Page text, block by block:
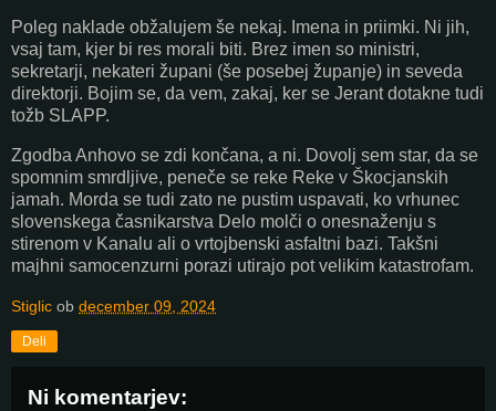
Poleg naklade obžalujem še nekaj. Imena in priimki. Ni jih,
vsaj tam, kjer bi res morali biti. Brez imen so ministri,
sekretarji, nekateri župani (še posebej županje) in seveda
direktorji. Bojim se, da vem, zakaj, ker se Jerant dotakne tudi
tožb SLAPP.
Zgodba Anhovo se zdi končana, a ni. Dovolj sem star, da se
spomnim smrdljive, peneče se reke Reke v Škocjanskih
jamah. Morda se tudi zato ne pustim uspavati, ko vrhunec
slovenskega časnikarstva Delo molči o onesnaženju s
stirenom v Kanalu ali o vrtojbenski asfaltni bazi. Takšni
majhni samocenzurni porazi utirajo pot velikim katastrofam.
Stiglic ob december 09, 2024
Deli
Ni komentarjev: